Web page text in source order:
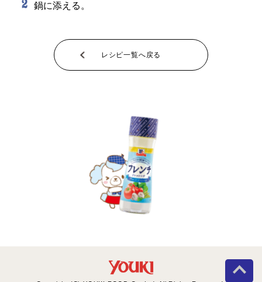
鍋に添える。
レシピ一覧へ戻る